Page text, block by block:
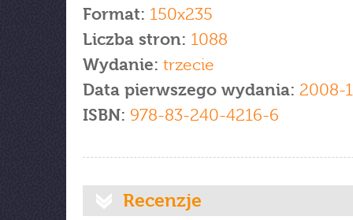
Format: 150x235
Liczba stron: 1088
Wydanie: trzecie
Data pierwszego wydania: 2008-
ISBN: 978-83-240-4216-6
Recenzje